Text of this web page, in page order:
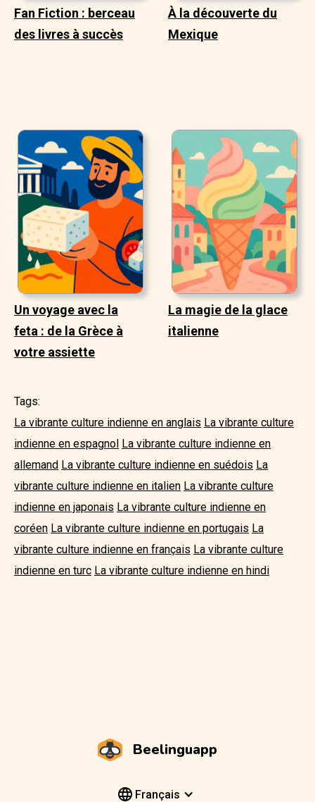
Fan Fiction : berceau
des livres à succès
À la découverte du
Mexique
Un voyage avec la
feta : de la Grèce à
votre assiette
La magie de la glace
italienne
Tags:
La vibrante culture indienne en anglais La vibrante culture
indienne en espagnol La vibrante culture indienne en
allemand La vibrante culture indienne en suédois La
vibrante culture indienne en italien La vibrante culture
indienne en japonais La vibrante culture indienne en
coréen La vibrante culture indienne en portugais La
vibrante culture indienne en français La vibrante culture
indienne en turc La vibrante culture indienne en hindi
Beelinguapp
Français